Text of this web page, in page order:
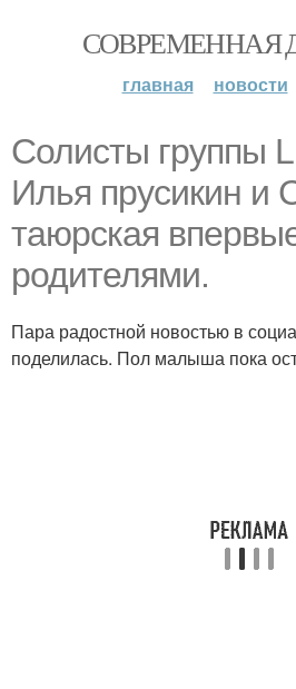
СОВРЕМЕННАЯ
главная новости
Солисты группы
Илья прусикин и
таюрская
родителями.
Пара радостной новостью в
поделилась. Пол малыша пока